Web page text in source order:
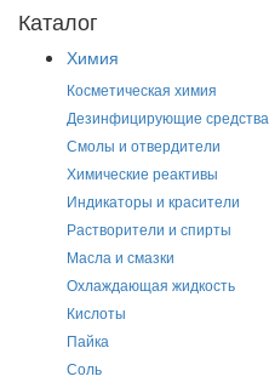
Каталог
Химия
Косметическая химия
Дезинфицирующие средства
Смолы и отвердители
Химические реактивы
Индикаторы и красители
Растворители и спирты
Масла и смазки
Охлаждающая жидкость
Кислоты
Пайка
Соль